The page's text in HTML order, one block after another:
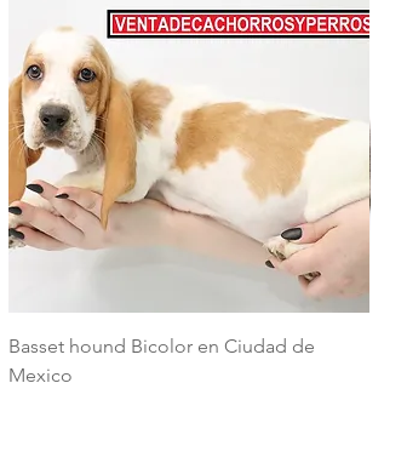
Basset hound Bicolor en Ciudad de
Mexico